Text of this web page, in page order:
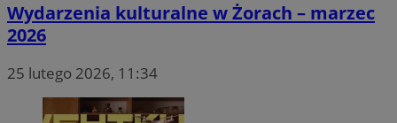
Wydarzenia kulturalne w Żorach – marzec
2026
25 lutego 2026, 11:34